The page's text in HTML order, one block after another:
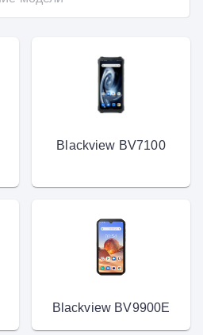
Blackview BV7100
Blackview BV9900E